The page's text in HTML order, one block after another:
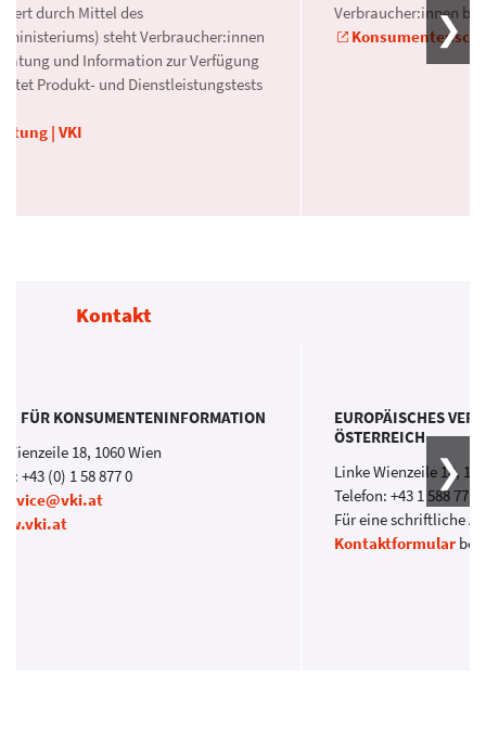
durch Mittel des
steht Verbraucher:innen
und Information zur Verfügung
Produkt- und Dienstleistungstests
| VKI
Verbraucher:innen
Kontakt
FÜR KONSUMENTENINFORMATION
18, 1060 Wien
+43 (0) 1 58 877 0
EUROPÄISCHES
ÖSTERREICH
Linke Wienzeile 18,
Telefon: +43 1 588 77 0
Für eine schriftliche
Kontaktformular